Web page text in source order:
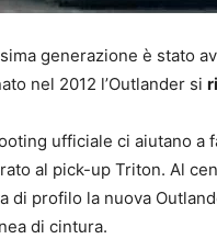
generazione è stato
nel 2012 l’Outlander si
ufficiale ci aiutano a
al pick-up Triton. Al
di profilo la nuova
di cintura.